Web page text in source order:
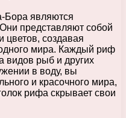
Бора являются
представляют собой
цветов, создавая
мира. Каждый риф
видов рыб и других
в воду, вы
и красочного мира,
рифа скрывает свои